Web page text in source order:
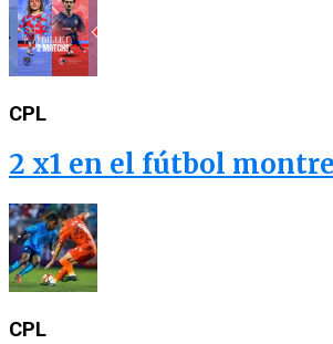
CPL
2 x1 en el fútbol
CPL